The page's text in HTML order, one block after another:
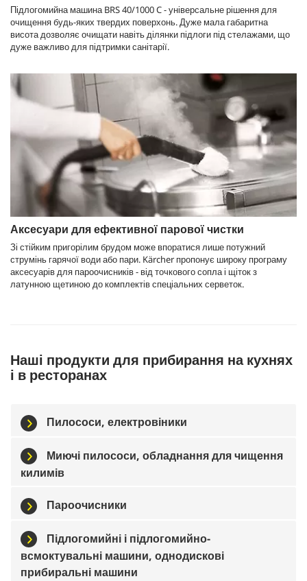
Підлогомийна машина BRS 40/1000 C - універсальне рішення для
очищення будь-яких твердих поверхонь. Дуже мала габаритна
висота дозволяє очищати навіть ділянки підлоги під стелажами, що
дуже важливо для підтримки санітарії.
Аксесуари для ефективної парової чистки
Зі стійким пригорілим брудом може впоратися лише потужний
струмінь гарячої води або пари. Kärcher пропонує широку програму
аксесуарів для пароочисників - від точкового сопла і щіток з
латунною щетиною до комплектів спеціальних серветок.
Наші продукти для прибирання на кухнях
і в ресторанах
Пилососи, електровіники
Миючі пилососи, обладнання для чищення
килимів
Пароочисники
Підлогомийні і підлогомийно-
всмоктувальні машини, однодискові
прибиральні машини